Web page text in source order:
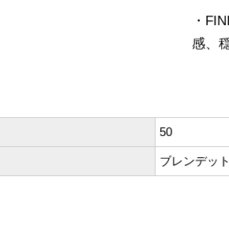
・
感、
50
ブレンデット